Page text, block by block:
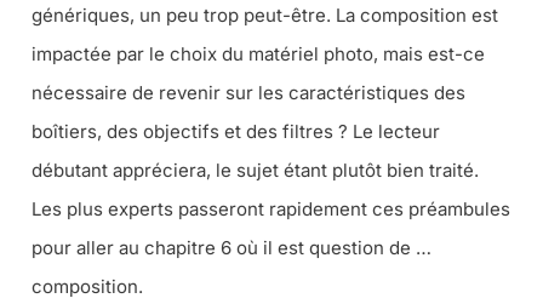
génériques, un peu trop peut-être. La composition est
impactée par le choix du matériel photo, mais est-ce
nécessaire de revenir sur les caractéristiques des
boîtiers, des objectifs et des filtres ? Le lecteur
débutant appréciera, le sujet étant plutôt bien traité.
Les plus experts passeront rapidement ces préambules
pour aller au chapitre 6 où il est question de …
composition.